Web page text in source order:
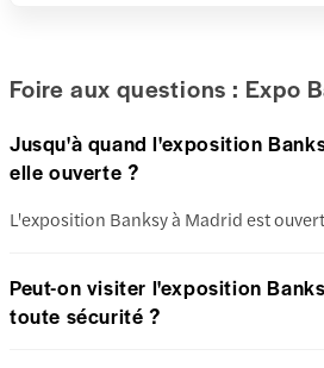
Foire aux questions : Expo
Jusqu'à quand l'exposition
elle ouverte ?
L'exposition Banksy à Madrid est
Peut-on visiter l'exposition
toute sécurité ?